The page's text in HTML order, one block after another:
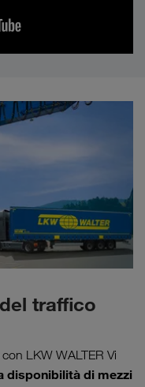
traffico
LKW WALTER Vi
disponibilità di mezzi